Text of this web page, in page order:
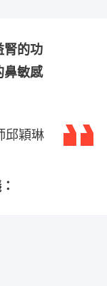
腎的功
鼻敏感
邱穎琳